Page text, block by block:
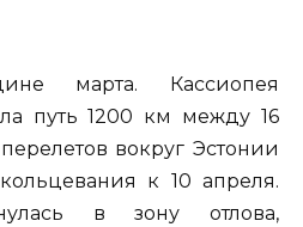
марта. Кассиопея
путь 1200 км между 16
вокруг Эстонии
к 10 апреля.
в зону отлова,